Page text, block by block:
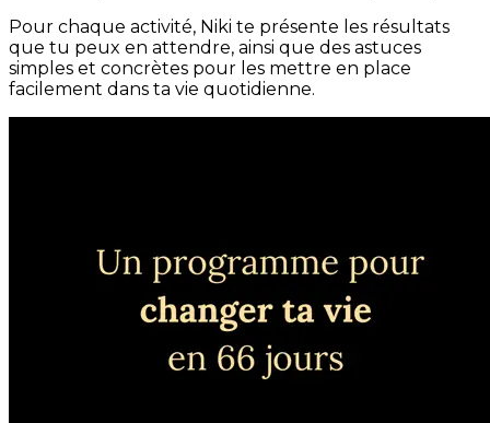
Pour chaque activité, Niki te présente les résultats
que tu peux en attendre, ainsi que des astuces
simples et concrètes pour les mettre en place
facilement dans ta vie quotidienne.